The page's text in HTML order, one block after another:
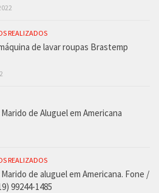
REALIZADOS
de lavar roupas Brastemp
de Aluguel em Americana
REALIZADOS
de aluguel em Americana. Fone /
99244-1485